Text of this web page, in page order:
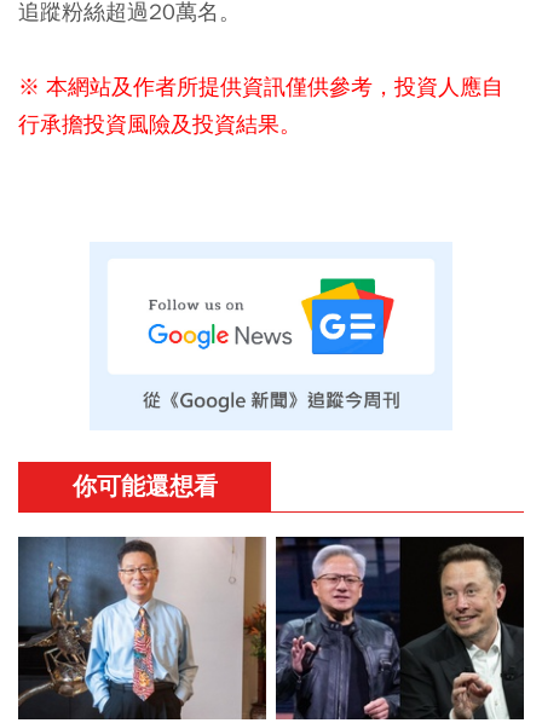
追蹤粉絲超過20萬名。
※ 本網站及作者所提供資訊僅供參考，投資人應自
行承擔投資風險及投資結果。